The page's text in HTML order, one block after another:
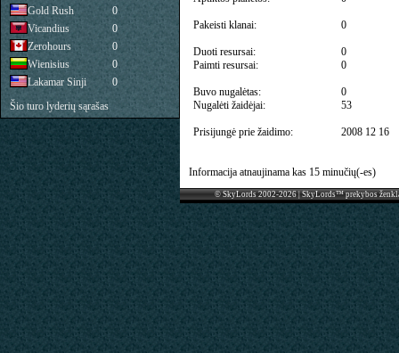
Pakeisti klanai:
Duoti resursai:
Paimti resursai:
Buvo nugalėtas:
Nugalėti žaidėjai:
Prisijungė prie žaidimo:
0
0
0
0
53
2008 12 16
Informacija atnaujinama kas 15 minučių(-es)
© SkyLords 2002-2026 | SkyLords™ prekybos
Gold Rush
0
Vicandius
0
Zerohours
0
Wienisius
0
Lakamar Sinji
0
Šio turo lyderių sąrašas